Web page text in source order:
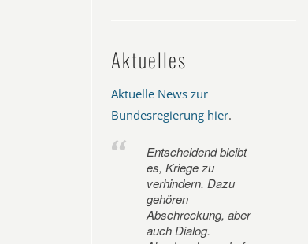
Aktuelles
Aktuelle News zur
Bundesregierung hier.
Entscheidend bleibt
es, Kriege zu
verhindern. Dazu
gehören
Abschreckung, aber
auch Dialog.